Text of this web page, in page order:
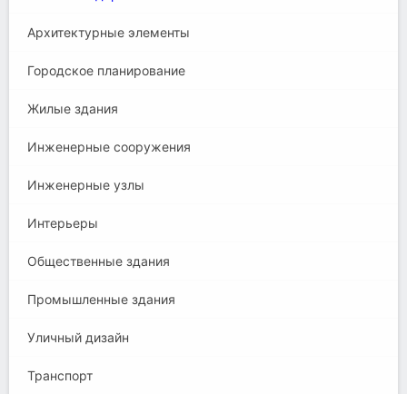
Архитектурные элементы
Городское планирование
Жилые здания
Инженерные сооружения
Инженерные узлы
Интерьеры
Общественные здания
Промышленные здания
Уличный дизайн
Транспорт